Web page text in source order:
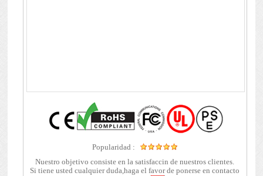
Popularidad :
Nuestro objetivo consiste en la satisfaccin de nuestros clientes.
Si tiene usted cualquier duda,haga el favor de ponerse en contacto